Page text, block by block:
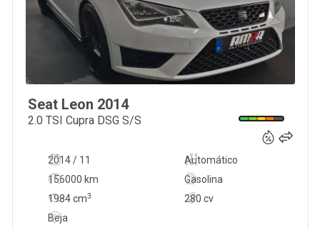
Seat Leon 2014
2.0 TSI Cupra DSG S/S
2014 / 11
Automático
156000 km
280 cv
Gasolina
1984cm3
Beja